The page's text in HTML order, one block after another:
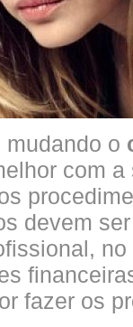
o
com a
devem
fazer os